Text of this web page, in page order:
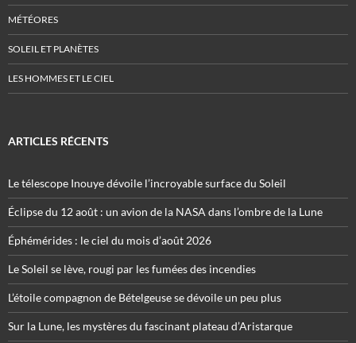
MÉTÉORES
SOLEIL ET PLANÈTES
LES HOMMES ET LE CIEL
ARTICLES RÉCENTS
Le télescope Inouye dévoile l’incroyable surface du Soleil
Éclipse du 12 août : un avion de la NASA dans l’ombre de la Lune
Éphémérides : le ciel du mois d’août 2026
Le Soleil se lève, rougi par les fumées des incendies
L’étoile compagnon de Bételgeuse se dévoile un peu plus
Sur la Lune, les mystères du fascinant plateau d’Aristarque